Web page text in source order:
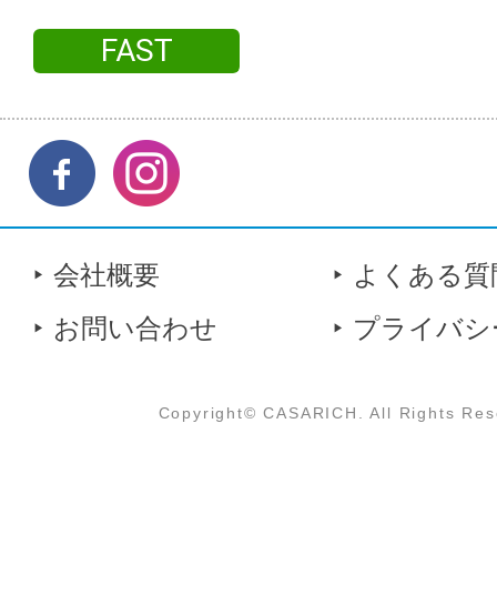
FAST
会社概要
よくある質
お問い合わせ
プライバ
Copyright© CASARICH. All Rights